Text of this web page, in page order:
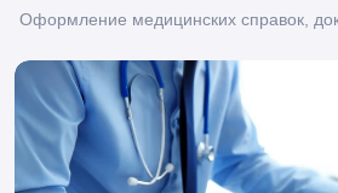
Оформление медицинских справок,